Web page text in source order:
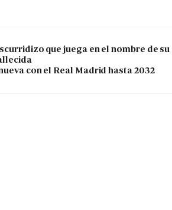
que juega en el nombre de su
con el Real Madrid hasta 2032